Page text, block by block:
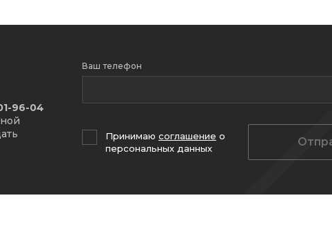
96-04
Ваш телефон
Принимаю соглашение о
персональных данных